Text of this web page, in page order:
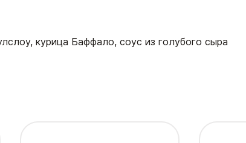
курица Баффало, соус из голубого сыра